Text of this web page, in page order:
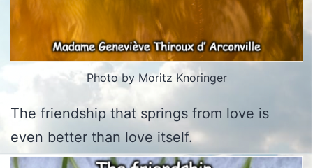
Photo by Moritz Knoringer
The friendship that springs from love is
even better than love itself.